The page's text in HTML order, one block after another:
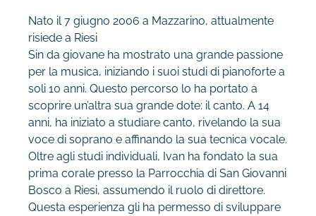
Nato il 7 giugno 2006 a Mazzarino, attualmente
risiede a Riesi
Sin da giovane ha mostrato una grande passione
per la musica, iniziando i suoi studi di pianoforte a
soli 10 anni. Questo percorso lo ha portato a
scoprire un’altra sua grande dote: il canto. A 14
anni, ha iniziato a studiare canto, rivelando la sua
voce di soprano e affinando la sua tecnica vocale.
Oltre agli studi individuali, Ivan ha fondato la sua
prima corale presso la Parrocchia di San Giovanni
Bosco a Riesi, assumendo il ruolo di direttore.
Questa esperienza gli ha permesso di sviluppare